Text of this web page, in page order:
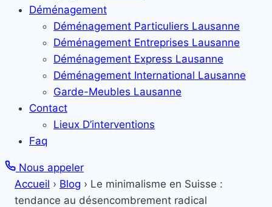
Déménagement
Déménagement Particuliers Lausanne
Déménagement Entreprises Lausanne
Déménagement Express Lausanne
Déménagement International Lausanne
Garde-Meubles Lausanne
Contact
Lieux D’interventions
Faq
Nous appeler
Accueil › Blog › Le minimalisme en Suisse :
tendance au désencombrement radical